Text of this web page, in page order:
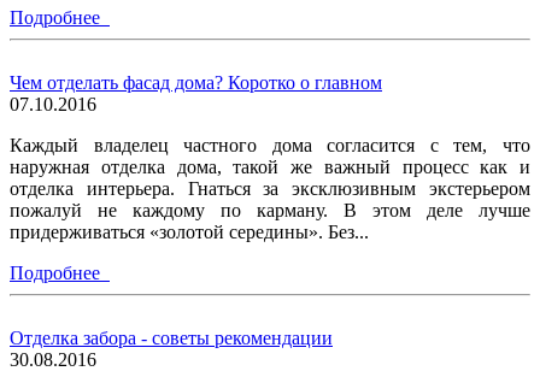
Подробнее
Чем отделать фасад дома? Коротко о главном
07.10.2016
Каждый владелец частного дома согласится с тем, что
наружная отделка дома, такой же важный процесс как и
отделка интерьера. Гнаться за эксклюзивным экстерьером
пожалуй не каждому по карману. В этом деле лучше
придерживаться «золотой середины». Без...
Подробнее
Отделка забора - советы рекомендации
30.08.2016